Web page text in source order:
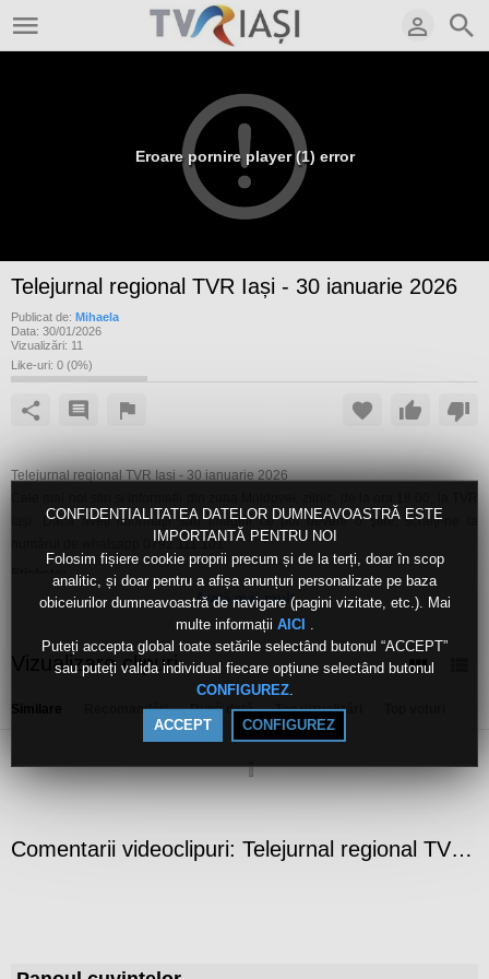
CONFIDENȚIALITATEA DATELOR DUMNEAVOASTRĂ ESTE
IMPORTANTĂ PENTRU NOI
Folosim fișiere cookie proprii precum și de la terți, doar în scop
analitic, și doar pentru a afișa anunțuri personalizate pe baza
obiceiurilor dumneavoastră de navigare (pagini vizitate, etc.). Mai
multe informații AICI
Puteți accepta global toate setările selectând butonul “ACCEPT”
sau puteți valida individual fiecare opțiune selectând butonul
CONFIGUREZ.
ACCEPT CONFIGUREZ
Eroare pornire player (1) error
Telejurnal regional TVR Iași - 30 ianuarie 2026
Publicat de: Mihaela
Data: 30/01/2026
Vizualizări: 11
Like-uri: 0 (0%)
Telejurnal regional TVR Iași - 30 ianuarie 2026
Iași. Dacă aveţi informaţii sau imagini ce pot deveni o ştire, scrieţi-ne la
numărul de whatsapp 0792 111 101.
iasi Arată mai mult
Vizualizare clipuri
Recomandări După dată Top vizualizări
Comentarii videoclipuri: Telejurnal regional TVR Iași - 30 ianuarie 2026